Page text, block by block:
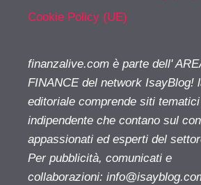
Cookie Policy (UE)
finanzalive.com è parte dell'
FINANCE del network IsayBlog!
editoriale comprende siti
indipendente che contano sul
appassionati ed esperti del
Per pubblicità, comunicati e
collaborazioni: